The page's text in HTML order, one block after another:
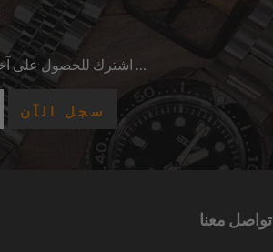
اشترك للحصول على آخر الأخبار حول المبيعات | الإصدارات الجديدة & المزيد …
تواصل معنا